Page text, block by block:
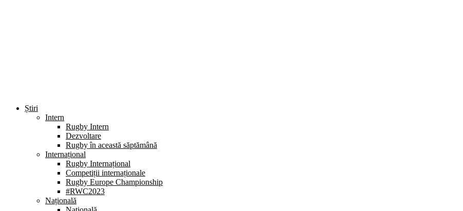
Știri
Intern
Rugby Intern
Dezvoltare
Rugby în această săptămână
Internațional
Rugby Internațional
Competiții internaționale
Rugby Europe Championship
#RWC2023
Națională